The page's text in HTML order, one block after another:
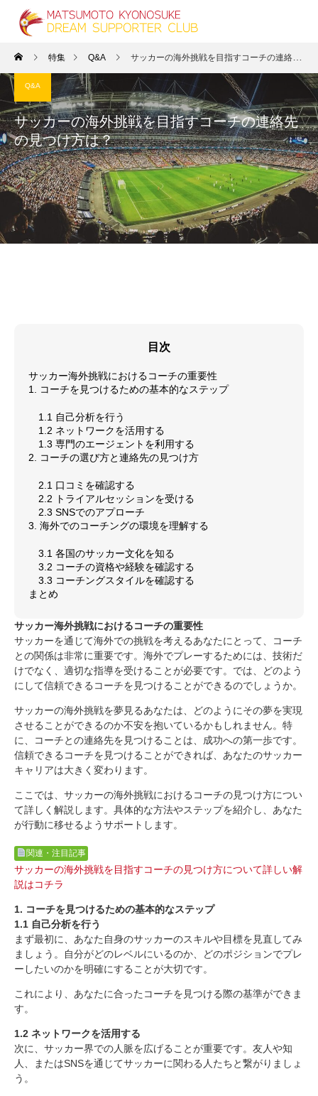
特集 Q&A サッカーの海外挑戦を目指すコーチの連絡先の見つけ方は？
Q&A
サッカーの海外挑戦を目指すコーチの連絡先
の見つけ方は？
目次
サッカー海外挑戦におけるコーチの重要性
1. コーチを見つけるための基本的なステップ
1.1 自己分析を行う
1.2 ネットワークを活用する
1.3 専門のエージェントを利用する
2. コーチの選び方と連絡先の見つけ方
2.1 口コミを確認する
2.2 トライアルセッションを受ける
2.3 SNSでのアプローチ
3. 海外でのコーチングの環境を理解する
3.1 各国のサッカー文化を知る
3.2 コーチの資格や経験を確認する
3.3 コーチングスタイルを確認する
まとめ
サッカー海外挑戦におけるコーチの重要性
サッカーを通じて海外での挑戦を考えるあなたにとって、コーチ
との関係は非常に重要です。海外でプレーするためには、技術だ
けでなく、適切な指導を受けることが必要です。では、どのよう
にして信頼できるコーチを見つけることができるのでしょうか。
サッカーの海外挑戦を夢見るあなたは、どのようにその夢を実現
させることができるのか不安を抱いているかもしれません。特
に、コーチとの連絡先を見つけることは、成功への第一歩です。
信頼できるコーチを見つけることができれば、あなたのサッカー
キャリアは大きく変わります。
ここでは、サッカーの海外挑戦におけるコーチの見つけ方につい
て詳しく解説します。具体的な方法やステップを紹介し、あなた
が行動に移せるようサポートします。
関連・注目記事
サッカーの海外挑戦を目指すコーチの見つけ方について詳しい解
説はコチラ
1. コーチを見つけるための基本的なステップ
1.1 自己分析を行う
まず最初に、あなた自身のサッカーのスキルや目標を見直してみ
ましょう。自分がどのレベルにいるのか、どのポジションでプレ
ーしたいのかを明確にすることが大切です。
これにより、あなたに合ったコーチを見つける際の基準ができま
す。
1.2 ネットワークを活用する
次に、サッカー界での人脈を広げることが重要です。友人や知
人、またはSNSを通じてサッカーに関わる人たちと繋がりましょ
う。